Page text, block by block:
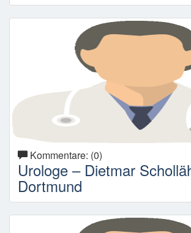
Kommentare: (0)
Urologe – Dietmar
Dortmund